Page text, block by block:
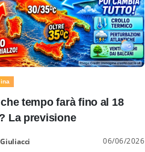
tempo farà fino al 18
La previsione
06/06/2026